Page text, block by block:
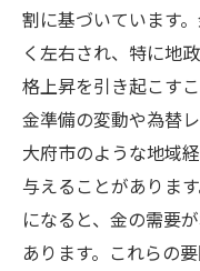
割に基づいています
く左右され、特に地
格上昇を引き起こす
金準備の変動や為替
大府市のような地域
与えることがありま
になると、金の需要
あります。これらの